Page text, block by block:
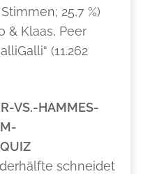
25,7 %)
& Klaas, Peer
(11.262
VS.-HAMMES-
schneidet